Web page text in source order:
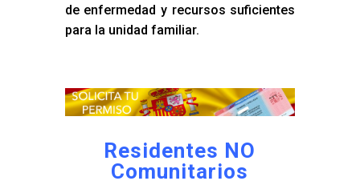
de enfermedad y recursos suficientes
para la unidad familiar.
Residentes NO
Comunitarios